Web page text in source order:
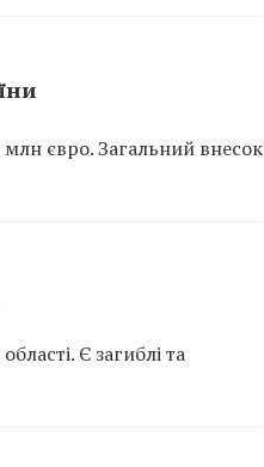
євро. Загальний внесок
Є загиблі та